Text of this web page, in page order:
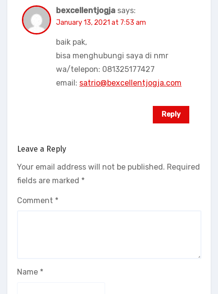
bexcellentjogja says:
January 13, 2021 at 7:53 am
baik pak,
bisa menghubungi saya di nmr
wa/telepon: 081325177427
email: satrio@bexcellentjogja.com
Reply
Leave a Reply
Your email address will not be published. Required
fields are marked *
Comment *
Name *